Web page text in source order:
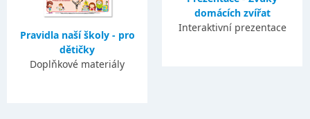
Pravidla naší školy - pro
dětičky
Doplňkové materiály
domácích zvířat
Interaktivní prezentace